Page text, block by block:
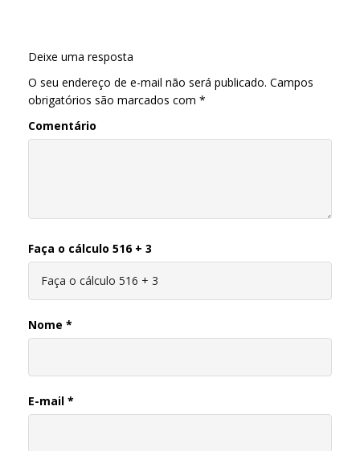
Deixe uma resposta
O seu endereço de e-mail não será publicado. Campos
obrigatórios são marcados com *
Comentário
Faça o cálculo 516 + 3
Nome *
E-mail *